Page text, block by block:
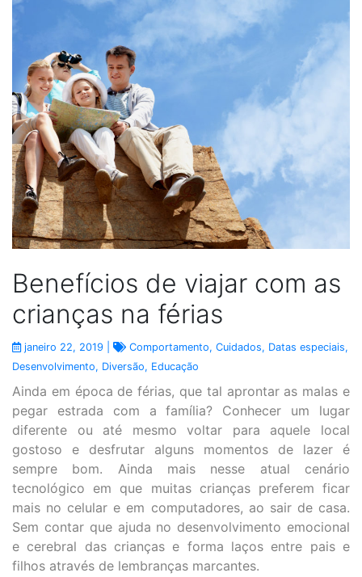
Benefícios de viajar com as
crianças na férias
janeiro 22, 2019 | Comportamento, Cuidados, Datas especiais,
Desenvolvimento, Diversão, Educação
Ainda em época de férias, que tal aprontar as malas e
pegar estrada com a família? Conhecer um lugar
diferente ou até mesmo voltar para aquele local
gostoso e desfrutar alguns momentos de lazer é
sempre bom. Ainda mais nesse atual cenário
tecnológico em que muitas crianças preferem ficar
mais no celular e em computadores, ao sair de casa.
Sem contar que ajuda no desenvolvimento emocional
e cerebral das crianças e forma laços entre pais e
filhos através de lembranças marcantes.